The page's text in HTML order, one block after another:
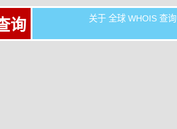
询 关于 全球 WHOIS 查询